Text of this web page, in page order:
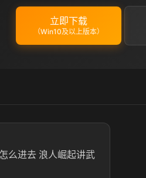
立即下载
（Win10及以上版本）
么进去 浪人崛起讲武